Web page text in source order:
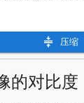
压缩
的对比度